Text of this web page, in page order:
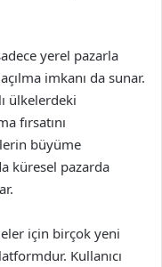
yerel pazarla
imkanı da sunar.
ülkelerdeki
fırsatını
büyüme
küresel pazarda
için birçok yeni
Kullanıcı